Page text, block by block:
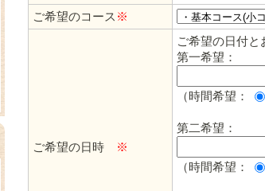
ご希望のコース ※
ご希望の日時 ※
ご希望の日付と
第一希望：
（時間希望：
第二希望：
（時間希望：